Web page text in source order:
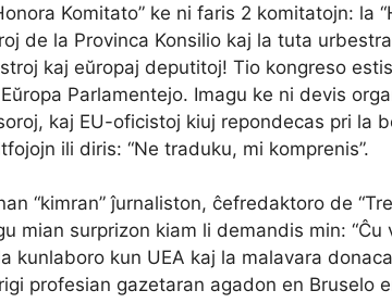
Komitato” ke ni faris 2 komitatojn: la
de la Provinca Konsilio kaj la tuta
kaj eŭropaj deputitoj! Tio kongreso
Parlamentejo. Imagu ke ni devis
kaj EU-oficistoj kiuj repondecas pri la
ili diris: “Ne traduku, mi komprenis”.
“kimran” ĵurnaliston, ĉefredaktoro de
mian surprizon kiam li demandis min:
kunlaboro kun UEA kaj la malavara
profesian gazetaran agadon en Bruselo